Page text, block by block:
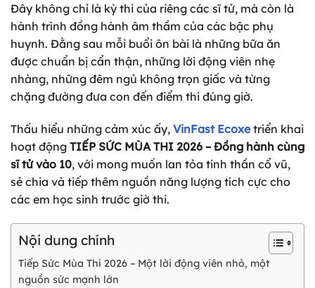
Đây không chỉ là kỳ thi của riêng các sĩ tử, mà còn là
hành trình đồng hành âm thầm của các bậc phụ
huynh. Đằng sau mỗi buổi ôn bài là những bữa ăn
được chuẩn bị cẩn thận, những lời động viên nhẹ
nhàng, những đêm ngủ không trọn giấc và từng
chặng đường đưa con đến điểm thi đúng giờ.
Thấu hiểu những cảm xúc ấy, VinFast Ecoxe triển khai
hoạt động TIẾP SỨC MÙA THI 2026 – Đồng hành cùng
sĩ tử vào 10, với mong muốn lan tỏa tinh thần cổ vũ,
sẻ chia và tiếp thêm nguồn năng lượng tích cực cho
các em học sinh trước giờ thi.
Nội dung chính
Tiếp Sức Mùa Thi 2026 – Một lời động viên nhỏ, một
nguồn sức mạnh lớn